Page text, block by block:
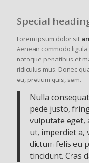
Special
Lorem ipsum dolor sit
Aenean commodo
natoque penatibus et
ridiculus mus. Donec
eu, pretium quis, sem.
Nulla
pede justo,
vulputate eget,
ut, imperdiet a,
dictum felis eu
tincidunt. Cras